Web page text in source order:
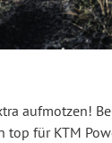
aufmotzen!
für KTM